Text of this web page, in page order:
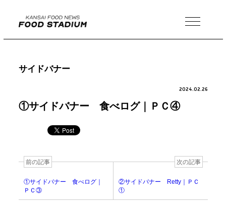
MENU
サイドバナー
2024.02.26
①サイドバナー 食べログ｜ＰＣ④
前の記事
①サイドバナー 食べログ｜
ＰＣ③
次の記事
②サイドバナー Retty｜ＰＣ
①